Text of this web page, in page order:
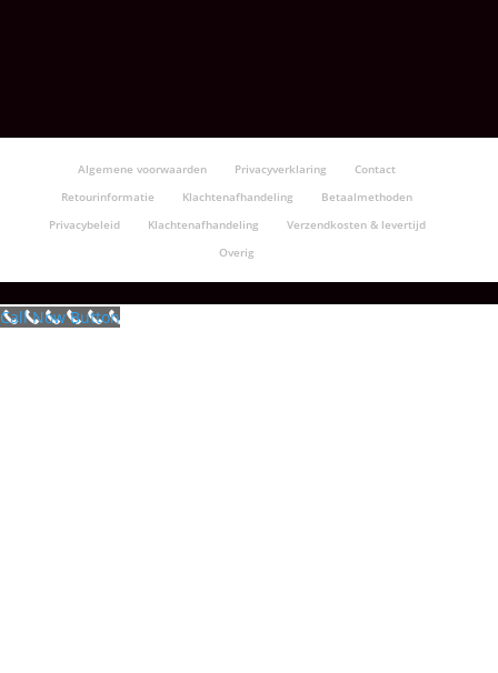
Algemene voorwaarden Privacyverklaring
Contact
Retourinformatie
Klachtenafhandeling
Betaalmethoden
Privacybeleid
Klachtenafhandeling
Verzendkosten & levertijd
Overig
Call Now Button